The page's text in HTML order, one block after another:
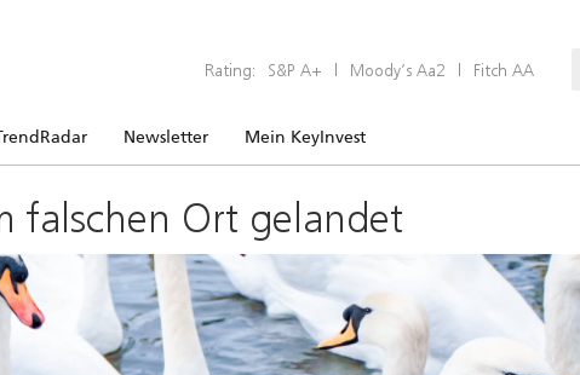
Rating: S&P A+ | Moody’s Aa2 | Fitch AA
Newsletter Mein KeyInvest
falschen Ort gelandet